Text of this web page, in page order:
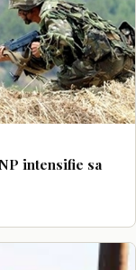
intensifie sa